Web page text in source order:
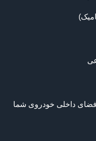
داخلی خودروی شما